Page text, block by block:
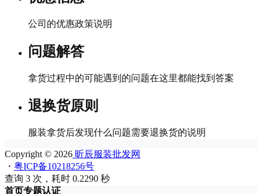
公司的优惠政策说明
问题解答
拿货过程中的可能遇到的问题在这里都能找到答案
退换货原则
服装拿货后发现什么问题需要退换货的说明
Copyright © 2026 昕辰服装批发网
・ 粤ICP备10218256号
查询 3 次，耗时 0.2290 秒
首页专题认证